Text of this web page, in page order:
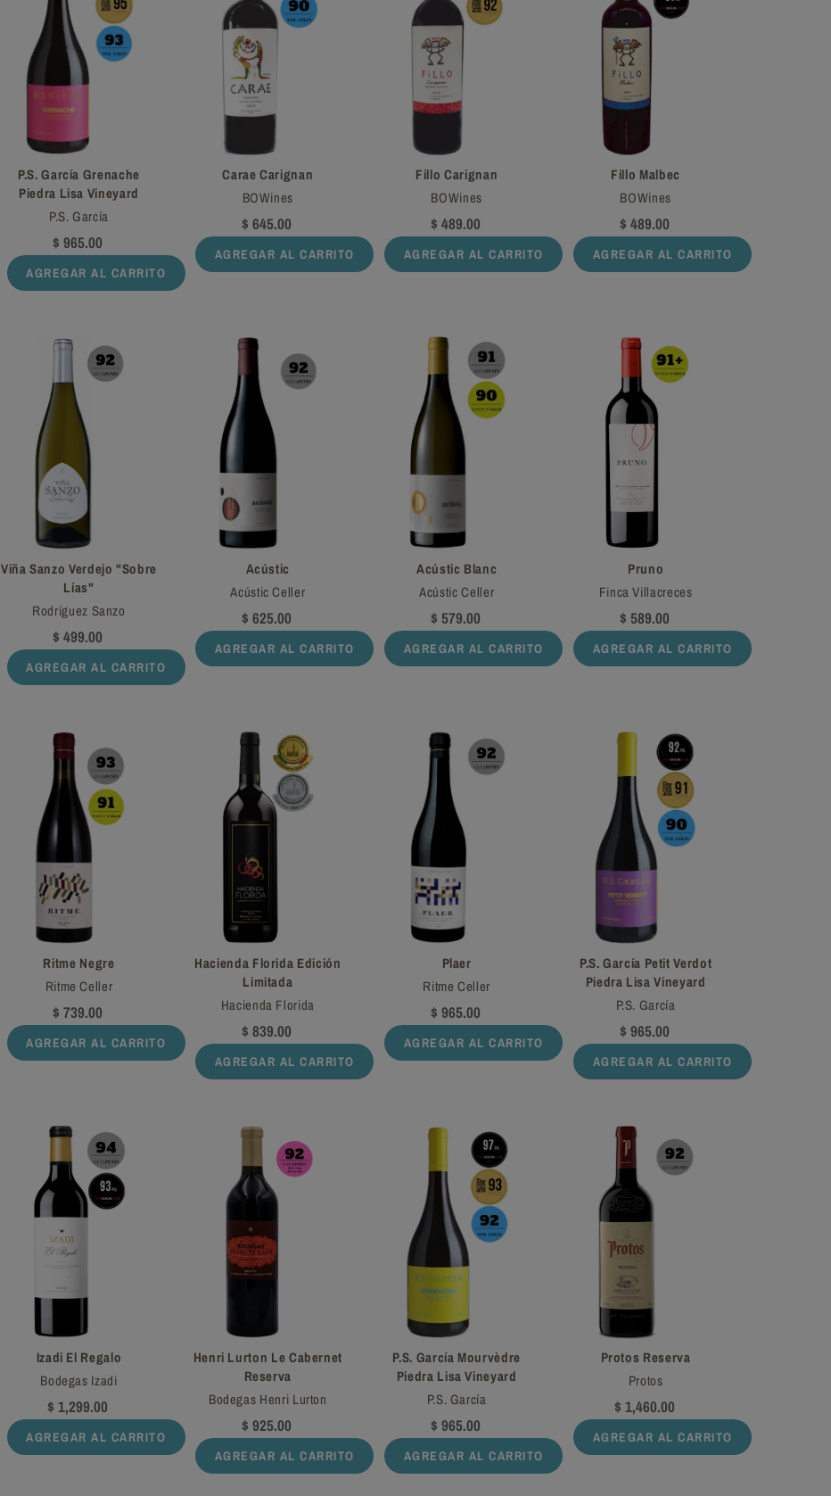
P.S. García Grenache
Piedra Lisa Vineyard
P.S. García
$ 965.00
AGREGAR AL CARRITO
Carae Carignan
BOWines
$ 645.00
AGREGAR AL CARRITO
Fillo Carignan
BOWines
$ 489.00
AGREGAR AL CARRITO
Fillo Malbec
BOWines
$ 489.00
AGREGAR AL CARRITO
Viña Sanzo Verdejo "Sobre
Lías"
Rodríguez Sanzo
$ 499.00
AGREGAR AL CARRITO
Acústic
Acústic Celler
$ 625.00
AGREGAR AL CARRITO
Acústic Blanc
Acústic Celler
$ 579.00
AGREGAR AL CARRITO
Pruno
Finca Villacreces
$ 589.00
AGREGAR AL CARRITO
Ritme Negre
Ritme Celler
$ 739.00
AGREGAR AL CARRITO
Hacienda Florida Edición
Limitada
Hacienda Florida
$ 839.00
AGREGAR AL CARRITO
Plaer
Ritme Celler
$ 965.00
AGREGAR AL CARRITO
P.S. García Petit Verdot
Piedra Lisa Vineyard
P.S. García
$ 965.00
AGREGAR AL CARRITO
Izadi El Regalo
Bodegas Izadi
$ 1,299.00
AGREGAR AL CARRITO
Henri Lurton Le Cabernet
Reserva
Bodegas Henri Lurton
$ 925.00
AGREGAR AL CARRITO
P.S. García Mourvèdre
Piedra Lisa Vineyard
P.S. García
$ 965.00
AGREGAR AL CARRITO
Protos Reserva
Protos
$ 1,460.00
AGREGAR AL CARRITO